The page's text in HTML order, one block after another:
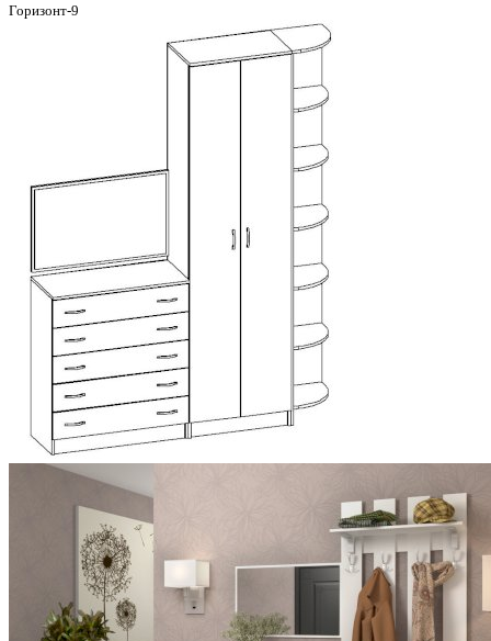
Горизонт-9